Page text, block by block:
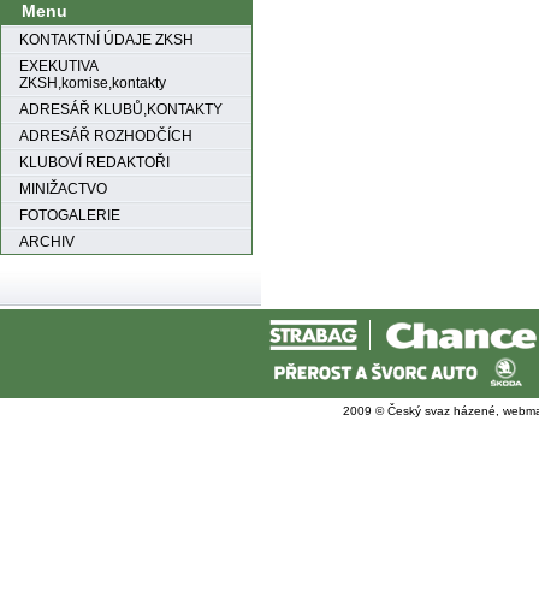
Menu
KONTAKTNÍ ÚDAJE ZKSH
EXEKUTIVA
ZKSH,komise,kontakty
ADRESÁŘ KLUBŮ,KONTAKTY
ADRESÁŘ ROZHODČÍCH
KLUBOVÍ REDAKTOŘI
MINIŽACTVO
FOTOGALERIE
ARCHIV
2009 © Český svaz házené,